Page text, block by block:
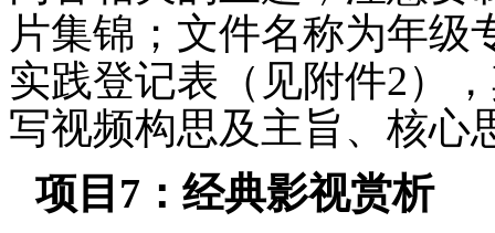
片集锦；文件名称为年级
实践登记表（见附件2）
写视频构思及主旨、核心
项目 7 ： 经典影视赏析